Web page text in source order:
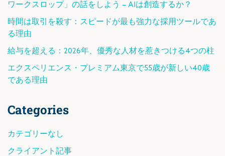
ワークスロップ」の話をしよう – AIは創造するか？
時間は取引を殺す：スピードが最も強力な採用ツールであ
る理由
給与を超える：2026年、優秀な人材を惹きつける4つの柱
エクスペリエンス・プレミアム東京で55歳が新しい40歳
である理由
Categories
カテゴリーなし
クライアント記事